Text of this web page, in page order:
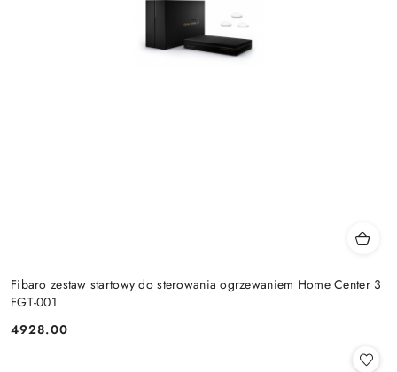
Fibaro zestaw startowy do sterowania ogrzewaniem Home Center 3
FGT-001
Cena:
4928.00